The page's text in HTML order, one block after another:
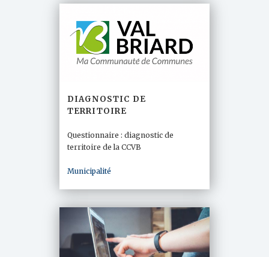
DIAGNOSTIC DE
TERRITOIRE
Questionnaire : diagnostic de
territoire de la CCVB
Municipalité